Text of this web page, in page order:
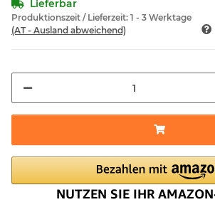
Lieferbar
Produktionszeit / Lieferzeit: 1 - 3 Werktage
(AT - Ausland abweichend)